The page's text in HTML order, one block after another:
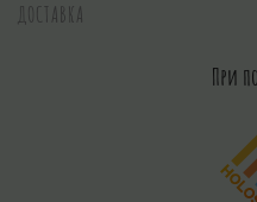
ДОСТАВКА
При